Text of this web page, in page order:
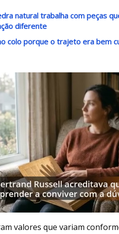
natural trabalha com peças
diferente
colo porque o trajeto era bem
valores que variam